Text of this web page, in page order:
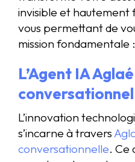
invisible et hautement
vous permettant de
mission fondamentale
L’Agent IA
L’innovation
s’incarne à travers
conversationnelle. Ce